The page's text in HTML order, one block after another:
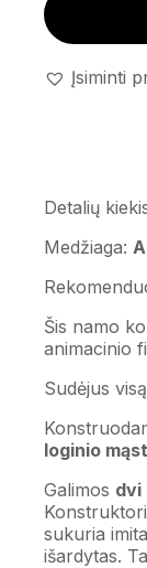
Įsiminti
Detalių
Medžiaga:
Šis namo
animacinio
Sudėjus
loginio
Galimos dvi
sukuria
išardytas.